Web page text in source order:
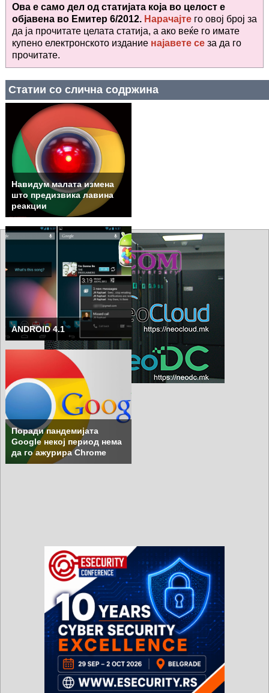
Ова е само дел од статијата која во целост е
објавена во Емитер 6/2012. Нарачајте го овој број за
да ја прочитате целата статија, а ако веќе го имате
купено електронското издание најавете се за да го
прочитате.
Статии со слична содржина
Навидум малата измена
што предизвика лавина
реакции
ANDROID 4.1
Поради пандемијата
Google некој период нема
да го ажурира Chrome